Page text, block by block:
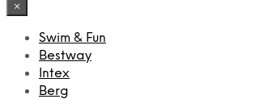
×
Swim & Fun
Bestway
Intex
Berg